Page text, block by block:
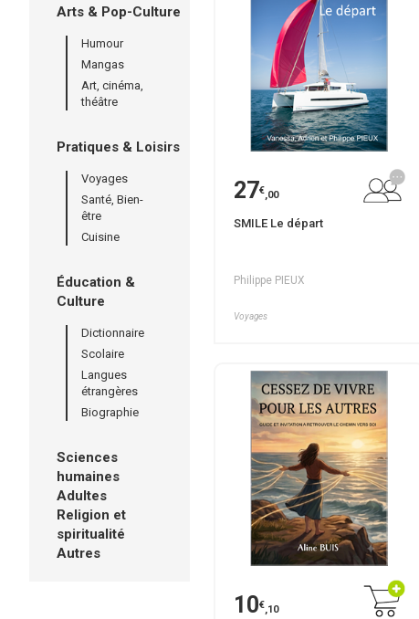
Arts & Pop-Culture
Humour
Mangas
Art, cinéma,
théâtre
Pratiques & Loisirs
Voyages
Santé, Bien-
être
Cuisine
Éducation &
Culture
Dictionnaire
Scolaire
Langues
étrangères
Biographie
Sciences
humaines
Adultes
Religion et
spiritualité
Autres
27€,00
SMILE Le départ
Philippe PIEUX
Voyages
10€,10